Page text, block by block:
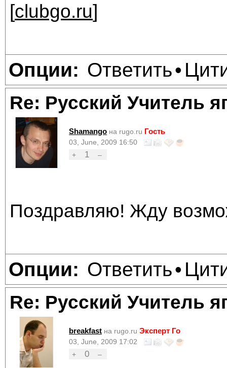
[clubgo.ru]
Опции: Ответить•
Re: Русский Учитель
Shamango на rugo.ru Гость
03, June, 2009 16:50
+
1 –
Поздравляю! Жду
Опции: Ответить•
Re: Русский Учитель
breakfast на rugo.ru Эксперт Го
03, June, 2009 17:02
+
0 –